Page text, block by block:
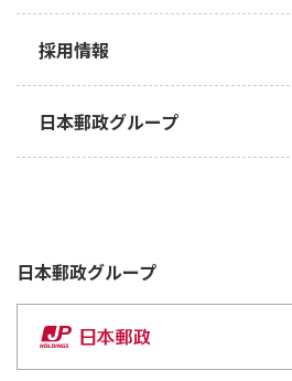
ガバナンス
ステークホルダーエンゲージ
社外からの評価・イニシアチ
お客さまからの苦情の内容
採用情報
日本郵政グループ
日本郵政グループ